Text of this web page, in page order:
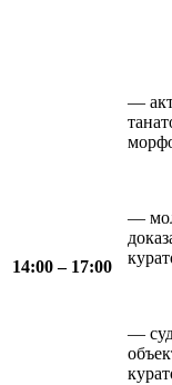
14:00 – 17:00
—
—
—